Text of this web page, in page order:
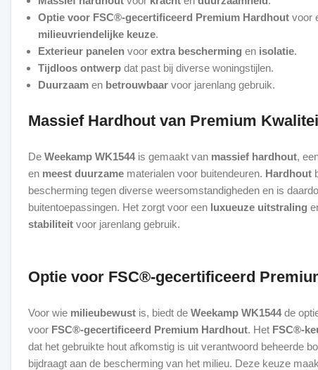
Optie voor FSC®-gecertificeerd Premium Hardhout voor
milieuvriendelijke keuze.
Exterieur panelen voor extra bescherming en isolatie.
Tijdloos ontwerp dat past bij diverse woningstijlen.
Duurzaam en betrouwbaar voor jarenlang gebruik.
Massief Hardhout van Premium
De Weekamp WK1544is gemaakt van massief hardhout,
en meest duurzame materialen voor buitendeuren. Hardhout
bescherming tegen diverse weersomstandigheden en is
buitentoepassingen. Het zorgt voor een luxueuze uitstraling
stabiliteit voor jarenlang gebruik.
Optie voor FSC®-gecertificeerd
Voor wie milieubewust is, biedt de Weekamp WK1544de
voor FSC®-gecertificeerd Premium Hardhout. Het FSC®-
dat het gebruikte hout afkomstig is uit verantwoord beheerde
bijdraagt aan de bescherming van het milieu. Deze keuze